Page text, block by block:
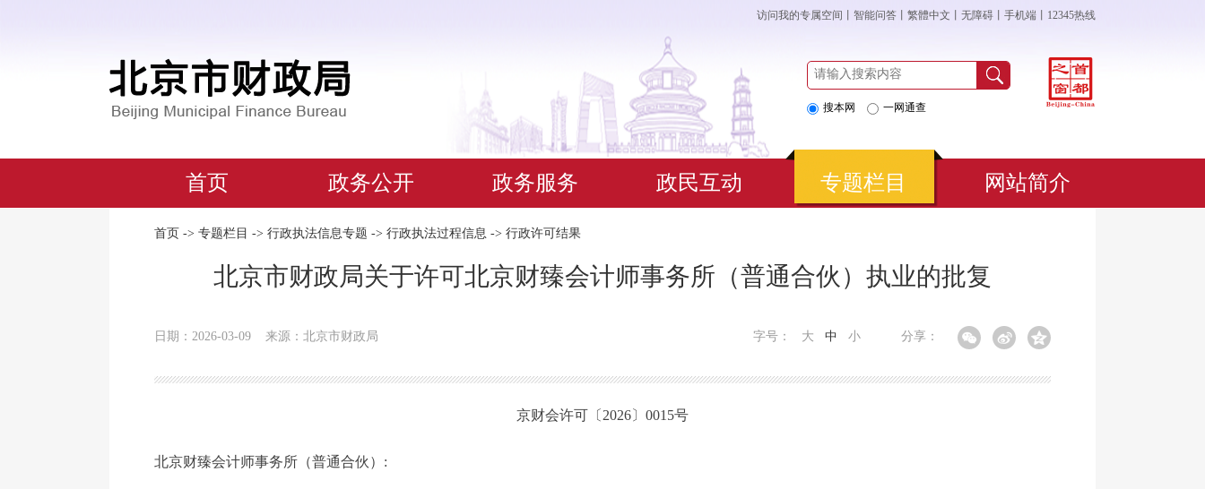
访问我的专属空间 智能问答 繁體中文 无障碍 手机端 12345热线
搜本网 一网通查
首页 政务公开 政务服务 政民互动 专题栏目 网站简介
首页 -> 专题栏目 -> 行政执法信息专题 -> 行政执法过程信息 -> 行政许可结果
北京市财政局关于许可北京财臻会计师事务所（普通合伙）执业的批复
日期：2026-03-09 来源：北京市财政局 分享：
字号： 大 中 小
京财会许可〔2026〕0015号
北京财臻会计师事务所（普通合伙）: